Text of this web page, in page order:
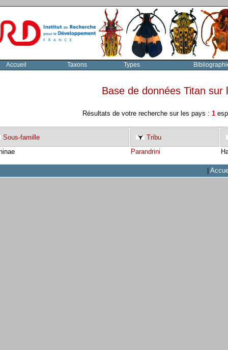
Accueil Taxons Types
Base de données Titan
Résultats de votre recherche sur les pays : 1
Sous-famille
Tribu
Parandrini